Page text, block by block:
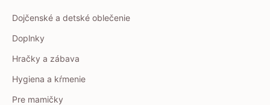
Dojčenské a detské oblečenie
Doplnky
Hračky a zábava
Hygiena a kŕmenie
Pre mamičky